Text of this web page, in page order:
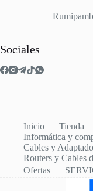
Sociales
Inicio Tienda
Informática y
Cables y
Routers y Cables
Ofertas